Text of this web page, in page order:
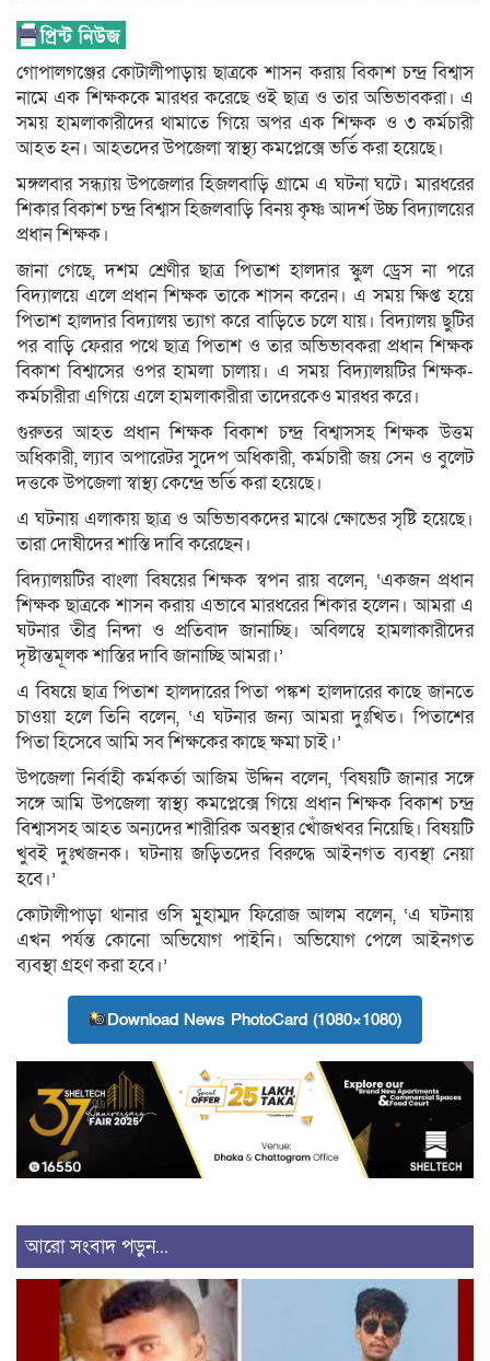
গোপালগঞ্জের কোটালীপাড়ায় ছাত্রকে শাসন করায় বিকাশ চন্দ্র বিশ্বাস
নামে এক শিক্ষককে মারধর করেছে ওই ছাত্র ও তার অভিভাবকরা। এ
সময় হামলাকারীদের থামাতে গিয়ে অপর এক শিক্ষক ও ৩ কর্মচারী
আহত হন। আহতদের উপজেলা স্বাস্থ্য কমপ্লেক্সে ভর্তি করা হয়েছে।
মঙ্গলবার সন্ধ্যায় উপজেলার হিজলবাড়ি গ্রামে এ ঘটনা ঘটে। মারধরের
শিকার বিকাশ চন্দ্র বিশ্বাস হিজলবাড়ি বিনয় কৃষ্ণ আদর্শ উচ্চ বিদ্যালয়ের
প্রধান শিক্ষক।
জানা গেছে, দশম শ্রেণীর ছাত্র পিতাশ হালদার স্কুল ড্রেস না পরে
বিদ্যালয়ে এলে প্রধান শিক্ষক তাকে শাসন করেন। এ সময় ক্ষিপ্ত হয়ে
পিতাশ হালদার বিদ্যালয় ত্যাগ করে বাড়িতে চলে যায়। বিদ্যালয় ছুটির
পর বাড়ি ফেরার পথে ছাত্র পিতাশ ও তার অভিভাবকরা প্রধান শিক্ষক
বিকাশ বিশ্বাসের ওপর হামলা চালায়। এ সময় বিদ্যালয়টির শিক্ষক-
কর্মচারীরা এগিয়ে এলে হামলাকারীরা তাদেরকেও মারধর করে।
গুরুতর আহত প্রধান শিক্ষক বিকাশ চন্দ্র বিশ্বাসসহ শিক্ষক উত্তম
অধিকারী, ল্যাব অপারেটর সুদেপ অধিকারী, কর্মচারী জয় সেন ও বুলেট
দত্তকে উপজেলা স্বাস্থ্য কেন্দ্রে ভর্তি করা হয়েছে।
এ ঘটনায় এলাকায় ছাত্র ও অভিভাবকদের মাঝে ক্ষোভের সৃষ্টি হয়েছে।
তারা দোষীদের শাস্তি দাবি করেছেন।
বিদ্যালয়টির বাংলা বিষয়ের শিক্ষক স্বপন রায় বলেন, ‘একজন প্রধান
শিক্ষক ছাত্রকে শাসন করায় এভাবে মারধরের শিকার হলেন। আমরা এ
ঘটনার তীব্র নিন্দা ও প্রতিবাদ জানাচ্ছি। অবিলম্বে হামলাকারীদের
দৃষ্টান্তমূলক শাস্তির দাবি জানাচ্ছি আমরা।’
এ বিষয়ে ছাত্র পিতাশ হালদারের পিতা পঙ্কশ হালদারের কাছে জানতে
চাওয়া হলে তিনি বলেন, ‘এ ঘটনার জন্য আমরা দুঃখিত। পিতাশের
পিতা হিসেবে আমি সব শিক্ষকের কাছে ক্ষমা চাই।’
উপজেলা নির্বাহী কর্মকর্তা আজিম উদ্দিন বলেন, ‘বিষয়টি জানার সঙ্গে
সঙ্গে আমি উপজেলা স্বাস্থ্য কমপ্লেক্সে গিয়ে প্রধান শিক্ষক বিকাশ চন্দ্র
বিশ্বাসসহ আহত অন্যদের শারীরিক অবস্থার খোঁজখবর নিয়েছি। বিষয়টি
খুবই দুঃখজনক। ঘটনায় জড়িতদের বিরুদ্ধে আইনগত ব্যবস্থা নেয়া
হবে।’
কোটালীপাড়া থানার ওসি মুহাম্মদ ফিরোজ আলম বলেন, ‘এ ঘটনায়
এখন পর্যন্ত কোনো অভিযোগ পাইনি। অভিযোগ পেলে আইনগত
ব্যবস্থা গ্রহণ করা হবে।’
Download News PhotoCard (1080×1080)
আরো সংবাদ পড়ুন...